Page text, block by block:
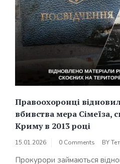
Правоохоронці
вбивства мера Сімеїза,
Криму в 2013 році
15.01.2026 0 Comments BY
Прокурори займаються